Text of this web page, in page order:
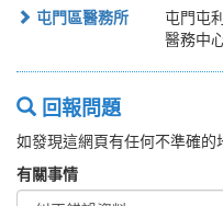
屯門區醫務所
屯門屯
醫務中
回報問題
如發現這網頁有任何不準確的
有關事情